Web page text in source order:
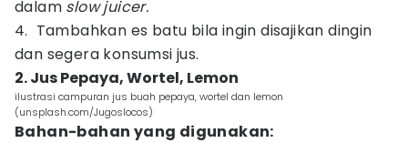
dalam slow juicer.
4. Tambahkan es batu bila ingin disajikan dingin
dan segera konsumsi jus.
2. Jus Pepaya, Wortel, Lemon
ilustrasi campuran jus buah pepaya, wortel dan lemon
(unsplash.com/Jugoslocos)
Bahan-bahan yang digunakan: